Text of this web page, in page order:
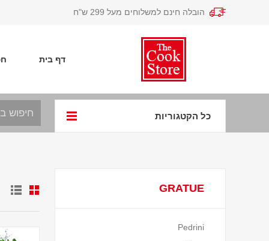
הובלה חינם למשלוחים מעל 299 ש"ח
דף בית
כל הקטגוריות
GRATUE
Pedrini